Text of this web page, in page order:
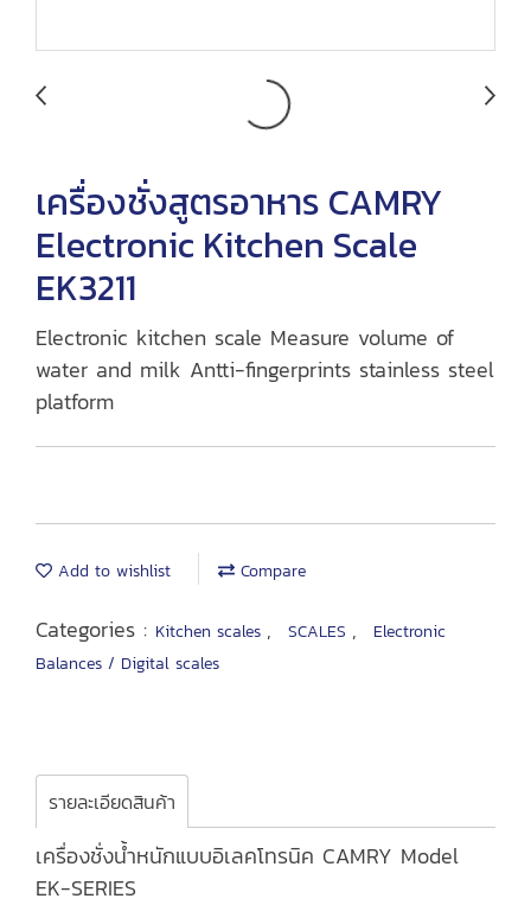
เครื่องชั่งสูตรอาหาร CAMRY
Electronic Kitchen Scale
EK3211
Electronic kitchen scale Measure volume of
water and milk Antti-fingerprints stainless steel
platform
Add to wishlist Compare
Categories : Kitchen scales , SCALES ,
Electronic
Balances / Digital scales
รายละเอียดสินค้า
เครื่องชั่งน้ำหนักแบบอิเลคโทรนิค CAMRY Model
EK-SERIES